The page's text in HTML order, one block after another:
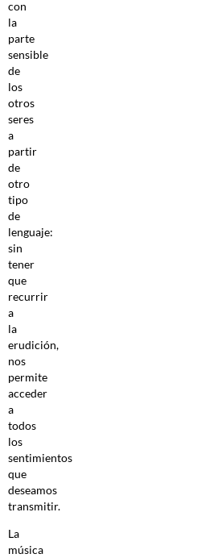
con
la
parte
sensible
de
los
otros
seres
a
partir
de
otro
tipo
de
lenguaje:
sin
tener
que
recurrir
a
la
erudición,
nos
permite
acceder
a
todos
los
sentimientos
que
deseamos
transmitir.
La
música